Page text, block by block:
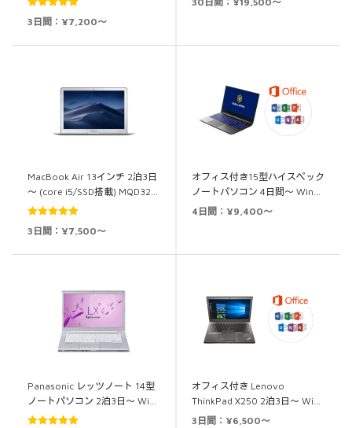
5段階中
3日間：¥7,200～
MacBook Air 13インチ 2泊3日
～ (core i5/SSD搭載) MQD32…
5段階中
3日間：¥7,500～
オフィス付き15型ハイスペック
ノートパソコン 4日間～ Win…
4日間：¥9,400～
Panasonic レッツノート 14型
ノートパソコン 2泊3日～ Wi…
オフィス付き Lenovo
ThinkPad X250 2泊3日～ Wi…
3日間：¥6,500～